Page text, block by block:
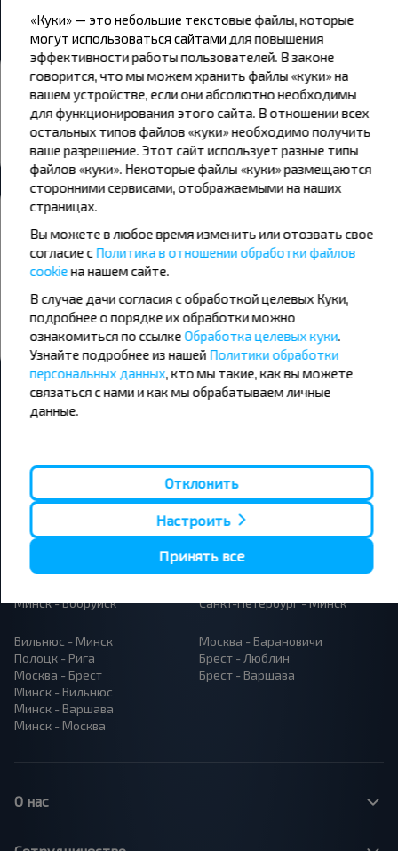
Яновичи → Русиновичи, Ляховичский р-н БРЕСТСКАЯ ОБЛ.
Автовокзалы и остановки
Русиновичи
Все автовокзалы Русиновичи, Ляховичский р-н
БРЕСТСКАЯ ОБЛ.
Хотите путешествовать дешевле?
Не пропусти специальные акции, скидки и другие интересные
предложения INFOBUS. Подпишись на получение новостей и
путешествуй с нами дешевле!
Подписаться
направления
Орша - Могилёв
Минск - Могилёв
Минск - Брест
Минск - Бобруйск
Минск - Барановичи
Гомель - Минск
Брест - Тересполь
Брест - Беловежская Пуща
Санкт-Петербург - Минск
Вильнюс - Минск
Полоцк - Рига
Москва - Брест
Минск - Вильнюс
Минск - Варшава
Минск - Москва
Москва - Барановичи
Брест - Люблин
Брест - Варшава
О нас
«Куки» — это небольшие текстовые файлы, которые
могут использоваться сайтами для повышения
эффективности работы пользователей. В законе
говорится, что мы можем хранить файлы «куки» на
вашем устройстве, если они абсолютно необходимы
для функционирования этого сайта. В отношении всех
остальных типов файлов «куки» необходимо получить
ваше разрешение. Этот сайт использует разные типы
файлов «куки». Некоторые файлы «куки» размещаются
сторонними сервисами, отображаемыми на наших
страницах.
Вы можете в любое время изменить или отозвать свое
согласие сПолитика в отношении обработки файлов
cookieна нашем сайте.
В случае дачи согласия с обработкой целевых Куки,
подробнее о порядке их обработки можно
ознакомиться по ссылкеОбработка целевых куки.
Узнайте подробнее из нашей Политики обработки
персональных данных, кто мы такие, как вы можете
связаться с нами и как мы обрабатываем личные
данные.
Отклонить
Настроить
Принять все